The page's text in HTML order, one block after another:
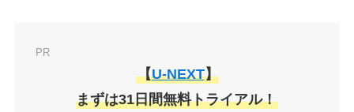
PR
【U-NEXT】
まずは31日間無料トライアル！